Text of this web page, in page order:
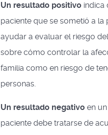
Un resultado positivo indica
paciente que se sometió a
ayudar a evaluar el riesgo
sobre cómo controlar la
familia como en riesgo de
personas.
Un resultado negativo en
paciente debe tratarse de